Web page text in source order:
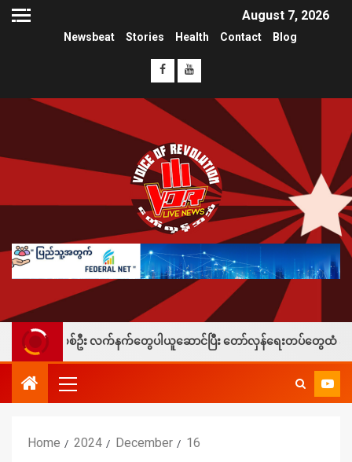
August 7, 2026
Newsbeat Stories Health Contact Blog
တစ်ဦး လက်နက်တွေပါယူဆောင်ပြီး တော်လှန်ရေးတပ်တွေထံ အပ်နှံလို့ သိန်
Home 2024 December 16